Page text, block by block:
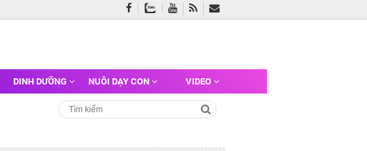
DINH DƯỠNG NUÔI DẠY CON VIDEO